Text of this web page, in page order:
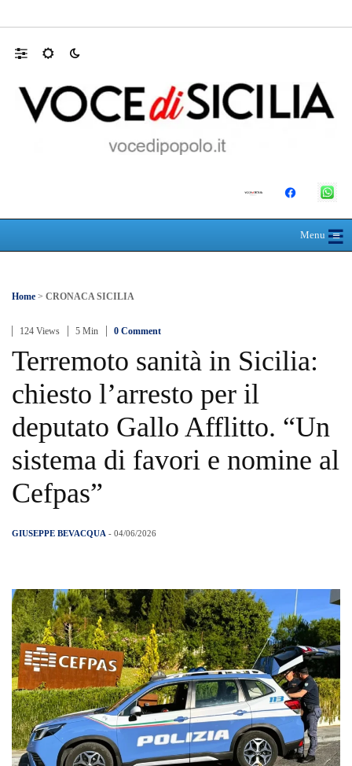
Menu≡
☰
Home > CRONACA SICILIA
124 Views 5 Min 0 Comment
Terremoto sanità in Sicilia:
chiesto l’arresto per il
deputato Gallo Afflitto. “Un
sistema di favori e nomine al
Cefpas”
GIUSEPPE BEVACQUA - 04/06/2026